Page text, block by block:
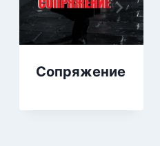
Сопряжение